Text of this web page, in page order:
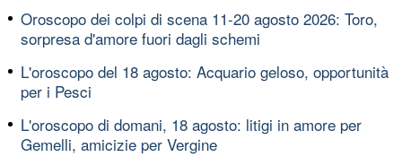
Oroscopo dei colpi di scena 11-20 agosto 2026: Toro,
sorpresa d'amore fuori dagli schemi
L'oroscopo del 18 agosto: Acquario geloso, opportunità
per i Pesci
L'oroscopo di domani, 18 agosto: litigi in amore per
Gemelli, amicizie per Vergine